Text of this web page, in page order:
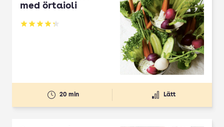
med örtaioli
Betyg: 4.27 av 5
20 min Lätt